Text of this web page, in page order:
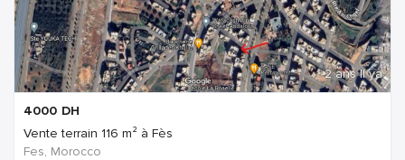
2 ans Il ya
4000 DH
Vente terrain 116 m² à Fès
Fes, Morocco